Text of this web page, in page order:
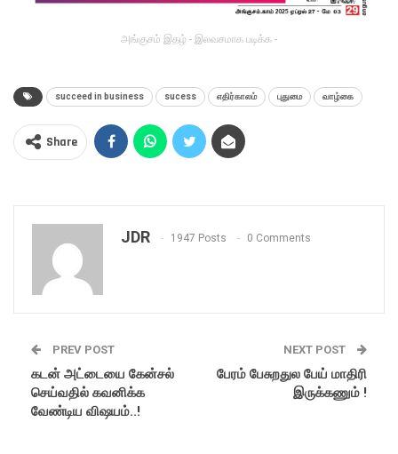
அங்குசம் இதழ் - இலவசமாக படிக்க -
succeed in business sucess எதிர்காலம் புதுமை வாழ்கை
Share
JDR 1947 Posts 0 Comments
PREV POST
கடன் அட்டையை கேன்சல்
செய்வதில் கவனிக்க
வேண்டிய விஷயம்..!
NEXT POST
பேரம் பேசுறதுல பேய் மாதிரி
இருக்கணும் !